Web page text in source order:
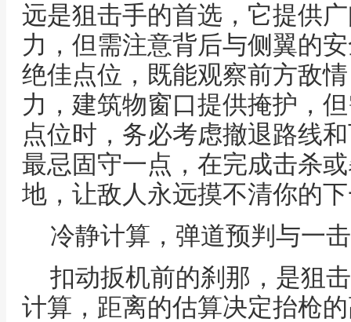
远是狙击手的首选，它提供
力，但需注意背后与侧翼的
绝佳点位，既能观察前方敌
力，建筑物窗口提供掩护，
点位时，务必考虑撤退路线
最忌固守一点，在完成击杀
地，让敌人永远摸不清你的
冷静计算，弹道预判与一
扣动扳机前的刹那，是狙
计算，距离的估算决定抬枪